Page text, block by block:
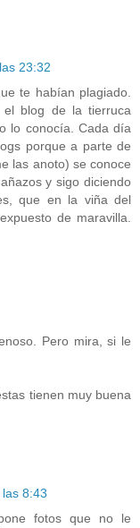
23:32
te habían plagiado.
el blog de la tierruca
lo conocía. Cada día
porque a parte de
las anoto) se conoce
y sigo diciendo
que en la viña del
de maravilla.
Pero mira, si le
tienen muy buena
8:43
fotos que no le